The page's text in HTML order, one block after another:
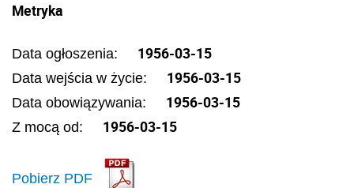
Metryka
Data ogłoszenia: 1956-03-15
Data wejścia w życie: 1956-03-15
Data obowiązywania: 1956-03-15
Z mocą od: 1956-03-15
Pobierz PDF